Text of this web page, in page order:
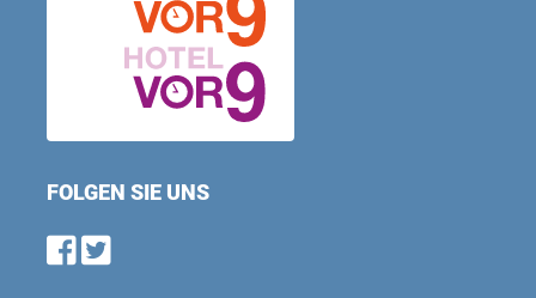
FOLGEN SIE UNS
Find us on Facebook
Follow us on Twitter